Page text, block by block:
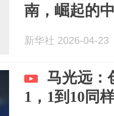
南，崛起的
新华社 2026-04-23
马光远：
1，1到10同